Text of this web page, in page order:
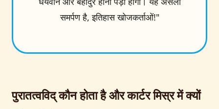
समर्पण है, इतिहास खोजकर्ताओं!"
पुरातत्वविद् कौन होता है और कार्टर मिस्र में क्यों